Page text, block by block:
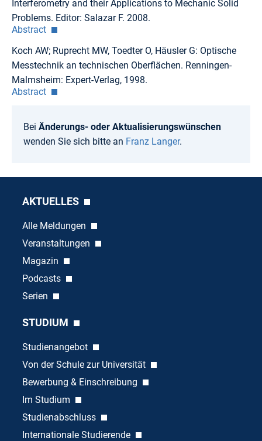
Interferometry and their Applications to Mechanic Solid
Problems. Editor: Salazar F. 2008.
Abstract
Koch AW; Ruprecht MW, Toedter O, Häusler G: Optische
Messtechnik an technischen Oberflächen. Renningen-
Malmsheim: Expert-Verlag, 1998.
Abstract
Bei Änderungs- oder Aktualisierungswünschen
wenden Sie sich bitte an Franz Langer.
AKTUELLES
Alle Meldungen
Veranstaltungen
Magazin
Podcasts
Serien
STUDIUM
Studienangebot
Von der Schule zur Universität
Bewerbung & Einschreibung
Im Studium
Studienabschluss
Internationale Studierende